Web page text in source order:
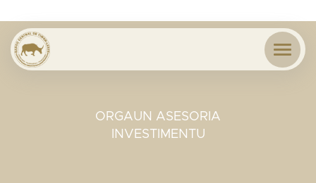
ORGAUN ASESORIA
INVESTIMENTU